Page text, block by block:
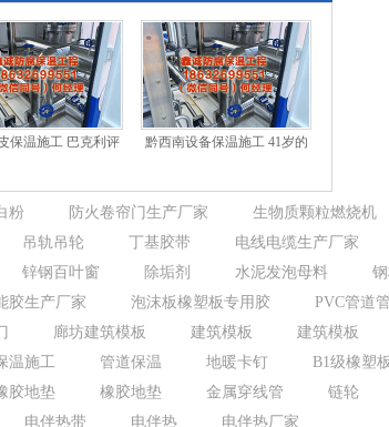
保温施工 巴克利评
个软蛋 泄
黔西南设备保温施工 41岁的
钟
粉 防火卷帘门生产厂家 生物质颗粒燃烧机
吊轨吊轮 丁基胶带 电线电缆生产厂家
锌钢百叶窗 除垢剂 水泥发泡母料
胶生产厂家 泡沫板橡塑板专用胶 PVC管道
廊坊建筑模板 建筑模板 建筑模板
温施工 管道保温 地暖卡钉 B1级橡塑板
胶地垫 橡胶地垫 金属穿线管 链轮
电伴热带 电伴热 电伴热厂家